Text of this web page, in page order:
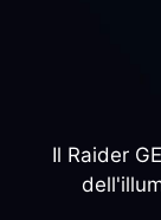
Il Raider